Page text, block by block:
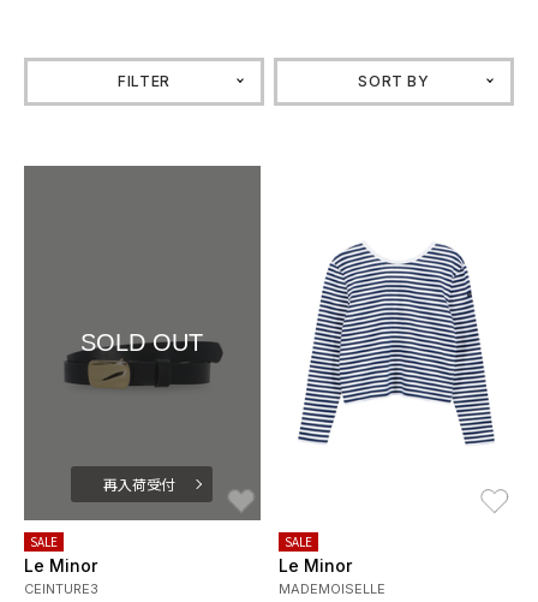
FILTER SORT BY
SOLD OUT
再入荷受付
SALE
Le Minor
CEINTURE3
SALE
Le Minor
MADEMOISELLE